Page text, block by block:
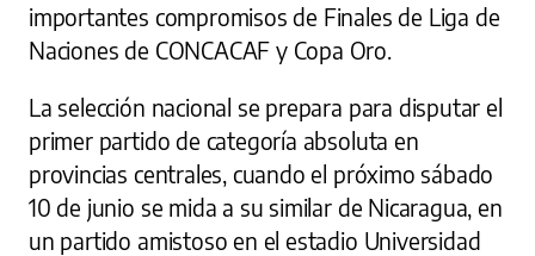
importantes compromisos de Finales de Liga de
Naciones de CONCACAF y Copa Oro.
La selección nacional se prepara para disputar el
primer partido de categoría absoluta en
provincias centrales, cuando el próximo sábado
10 de junio se mida a su similar de Nicaragua, en
un partido amistoso en el estadio Universidad